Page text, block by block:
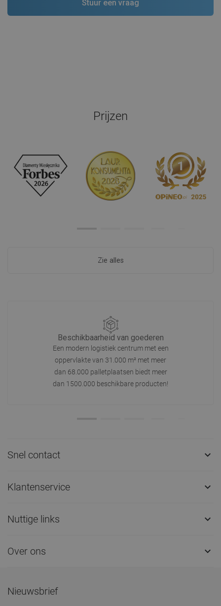
Prijzen
Zie alles
Beschikbaarheid van goederen
Een modern logistiek centrum met een
oppervlakte van 31.000 m² met meer
dan 68.000 palletplaatsen biedt meer
dan 1500.000 beschikbare producten!
Snel contact 
Klantenservice 
Nuttige links 
Over ons 
Nieuwsbrief